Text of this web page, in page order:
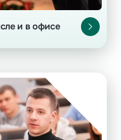
и в офисе
корпоративная
подготовка
рабочей профессии
на базе вуза